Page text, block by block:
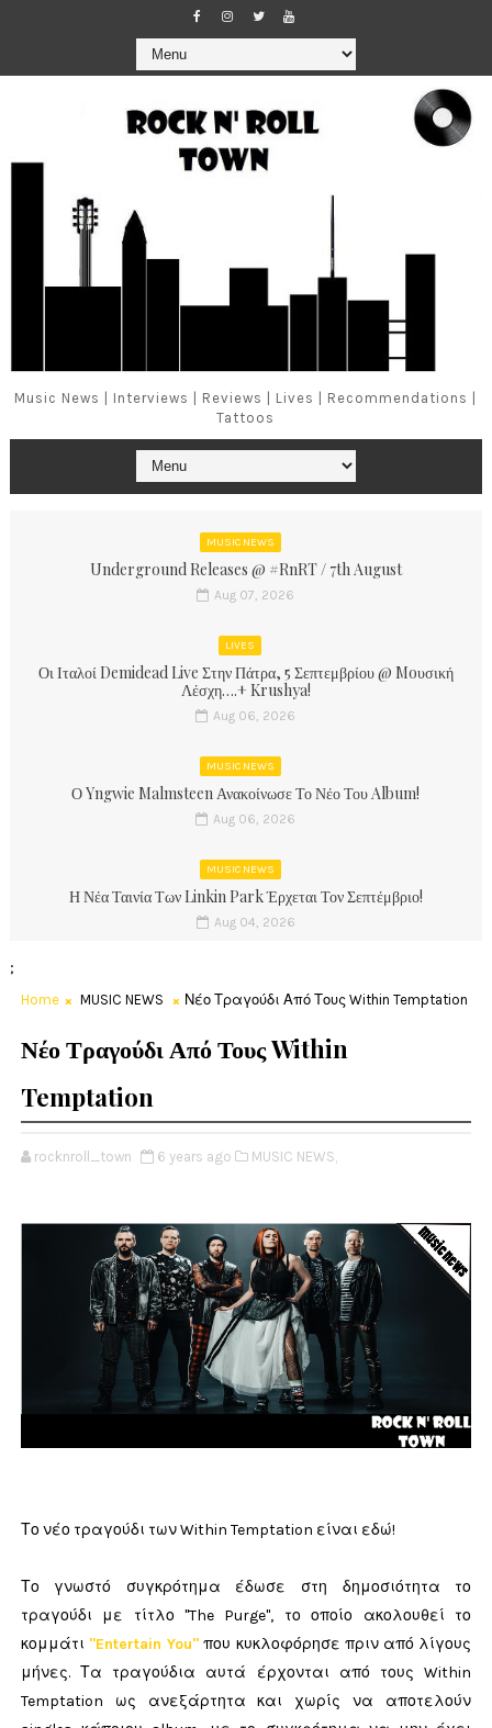
Music News | Interviews | Reviews | Lives | Recommendations |
Tattoos
MUSIC NEWS
Underground Releases @ #RnRT / 7th August
Aug 07, 2026
LIVES
Οι Ιταλοί Demidead Live Στην Πάτρα, 5 Σεπτεμβρίου @ Moυσική
Λέσχη….+ Krushya!
Aug 06, 2026
MUSIC NEWS
Ο Yngwie Malmsteen Ανακοίνωσε Το Νέο Του Album!
Aug 06, 2026
MUSIC NEWS
Η Νέα Ταινία Των Linkin Park Έρχεται Τον Σεπτέμβριο!
Aug 04, 2026
;
Home MUSIC NEWS Νέο Τραγούδι Από Τους Within Temptation
Νέο Τραγούδι Από Τους Within
Temptation
rocknroll_town 6 years ago MUSIC NEWS,
Το νέο τραγούδι των Within Temptation είναι εδώ!
Το γνωστό συγκρότημα έδωσε στη δημοσιότητα το
τραγούδι με τίτλο "The Purge", το οποίο ακολουθεί το
κομμάτι "Entertain You" που κυκλοφόρησε πριν από λίγους
μήνες. Τα τραγούδια αυτά έρχονται από τους Within
Temptation ως ανεξάρτητα και χωρίς να αποτελούν